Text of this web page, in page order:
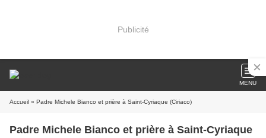
Publicité
MENU
Accueil » Padre Michele Bianco et prière à Saint-Cyriaque (Ciriaco)
Padre Michele Bianco et prière à Saint-Cyriaque